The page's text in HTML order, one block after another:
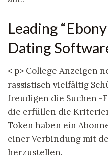
Leading
Dating
< p> College Anzeigen
rassistisch vielfältig
freudigen die Suchen -
die erfüllen die
Token haben ein
einer Verbindung mit
herzustellen.